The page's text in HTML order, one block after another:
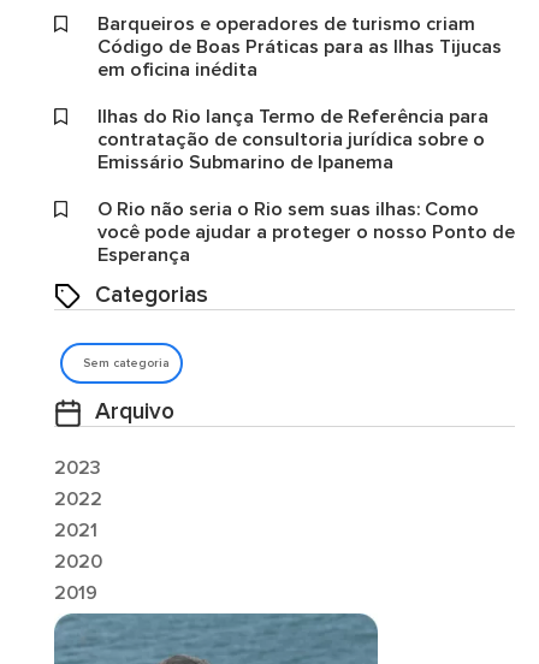
Barqueiros e operadores de turismo criam
Código de Boas Práticas para as Ilhas Tijucas
em oficina inédita
Ilhas do Rio lança Termo de Referência para
contratação de consultoria jurídica sobre o
Emissário Submarino de Ipanema
O Rio não seria o Rio sem suas ilhas: Como
você pode ajudar a proteger o nosso Ponto de
Esperança
Categorias
Sem categoria
Arquivo
2023
2022
2021
2020
2019